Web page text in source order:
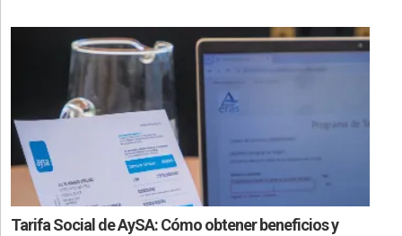
Tarifa Social de AySA: Cómo obtener beneficios y